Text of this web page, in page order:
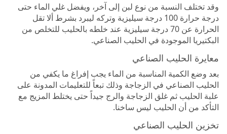
وقد تختلف النسبة من نوع لبن إلى آخر، ويفضل غلي الماء حتى
درجة حرارة 100 درجة سيليزية وتركه ليبرد بشرط ألا تقل
الحرارة عن 70 درجة سيليزية عند خلطه بالحليب للتخلص من
البكتيريا الموجودة في الحليب الصناعي.
معايرة الحليب الصناعي
بعد وضع الكمية المناسبة من الماء يجب إفراغ ما يكفي من
الحليب الصناعي في الزجاجة وذلك تبعاً للتعليمات المدونة على
علبة الحليب ثم غلق الزجاجة والرج جيداً حتى يختلط المزيج مع
التأكد من أن الحليب ليس ساخنا.
تخزين الحليب الصناعي